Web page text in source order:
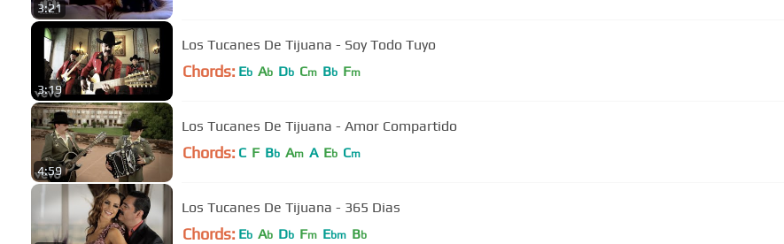
3:21
3:19
Los Tucanes De Tijuana - Soy Todo Tuyo
Chords: Eb Ab Db Cm Bb Fm
4:59
Los Tucanes De Tijuana - Amor Compartido
Chords: C F Bb Am A Eb Cm
Los Tucanes De Tijuana - 365 Dias
Chords: Eb Ab Db Fm Ebm Bb